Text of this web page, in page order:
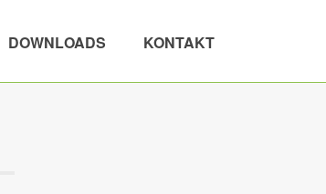
DOWNLOADS KONTAKT